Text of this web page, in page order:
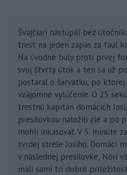
Švajčiari nastúpili bez
trest na jeden zápas za faul
Na úvodné buly proti prvej
svoj štvrtý útok a ten sa už
postaral o šarvátku, po ktorej
vzájomné vylúčenie. O 25
trestnú kapitán domácich
presilovkou naložili zle a po
mohli inkasovať. V 5. minúte
tvrdej strele Josiho. Domáci
v následnej presilovke, Nóri
mali sami tri dobré